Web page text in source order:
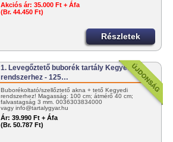
Akciós ár: 35.000 Ft + Áfa
(Br. 44.450 Ft)
Részletek
1. Levegőztető buborék tartály Kegyedi
rendszerhez - 125…
Buborékoltató/szellőztető akna + tető Kegyedi
rendszerhez! Magasság: 100 cm; átmérő 40 cm;
falvastagság 3 mm. 0036303834000
vagy info@tartalygyar.hu
Ár: 39.990 Ft + Áfa
(Br. 50.787 Ft)